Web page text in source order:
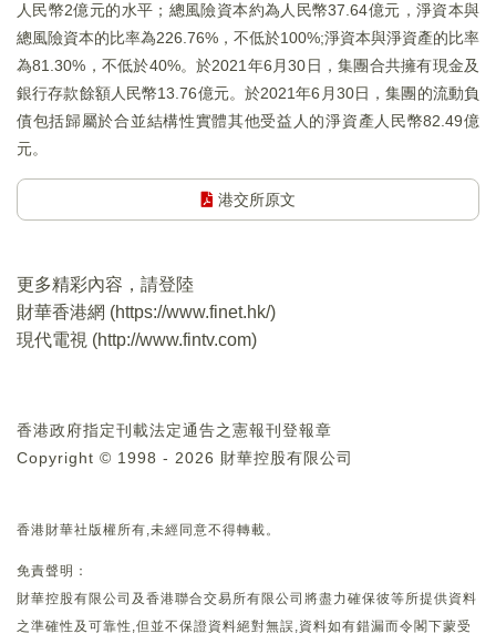
人民幣2億元的水平；總風險資本約為人民幣37.64億元，淨資本與
總風險資本的比率為226.76%，不低於100%;淨資本與淨資產的比率
為81.30%，不低於40%。於2021年6月30日，集團合共擁有現金及
銀行存款餘額人民幣13.76億元。於2021年6月30日，集團的流動負
債包括歸屬於合並結構性實體其他受益人的淨資產人民幣82.49億
元。
港交所原文
更多精彩內容，請登陸
財華香港網 (https://www.finet.hk/)
現代電視 (http://www.fintv.com)
香港政府指定刊載法定通告之憲報刊登報章
Copyright © 1998 - 2026 財華控股有限公司
香港財華社版權所有,未經同意不得轉載。
免責聲明：
財華控股有限公司及香港聯合交易所有限公司將盡力確保彼等所提供資料
之準確性及可靠性,但並不保證資料絕對無誤,資料如有錯漏而令閣下蒙受